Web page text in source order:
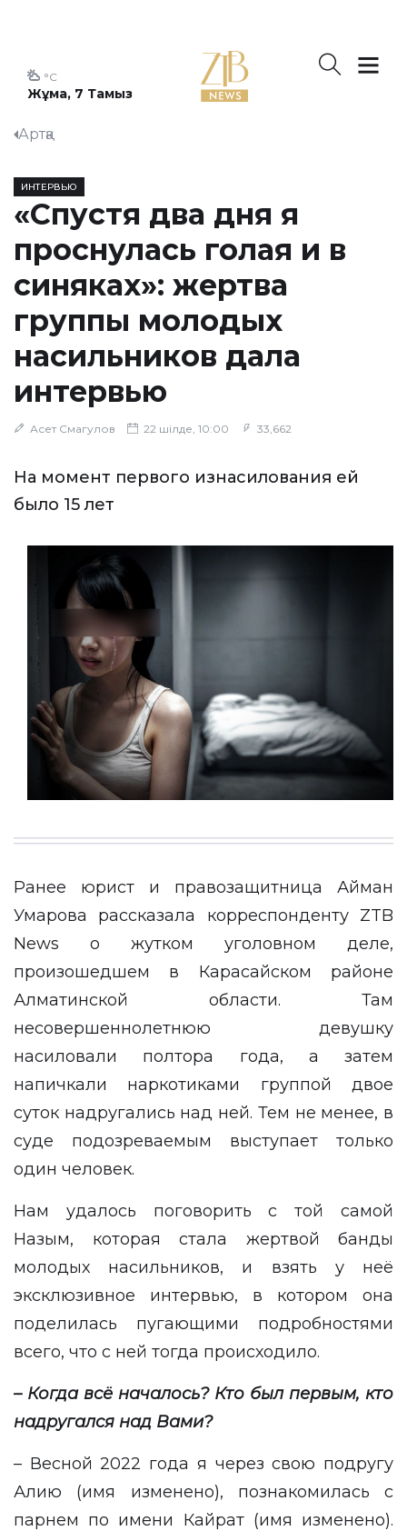
Жұма, 7 Тамыз
°C
Артқа
ИНТЕРВЬЮ
«Спустя два дня я
проснулась голая и в
синяках»: жертва
группы молодых
насильников дала
интервью
Асет Смагулов 22 шілде, 10:00 33,662
На момент первого изнасилования ей
было 15 лет
Ранее юрист и правозащитница Айман
Умарова рассказала корреспонденту ZTB
News о жутком уголовном деле,
произошедшем в Карасайском районе
Алматинской области. Там
несовершеннолетнюю девушку
насиловали полтора года, а затем
напичкали наркотиками группой двое
суток надругались над ней. Тем не менее, в
суде подозреваемым выступает только
один человек.
Нам удалось поговорить с той самой
Назым, которая стала жертвой банды
молодых насильников, и взять у неё
эксклюзивное интервью, в котором она
поделилась пугающими подробностями
всего, что с ней тогда происходило.
– Когда всё началось? Кто был первым, кто
надругался над Вами?
– Весной 2022 года я через свою подругу
Алию (имя изменено), познакомилась с
парнем по имени Кайрат (имя изменено).